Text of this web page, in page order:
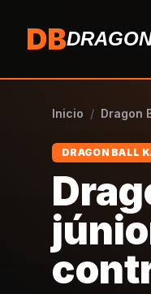
DB
Inicio / Dragon
DRAGON BALL